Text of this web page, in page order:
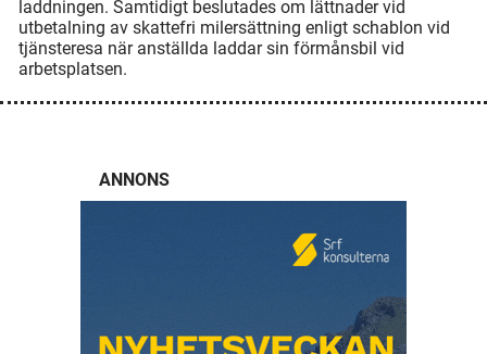
laddningen. Samtidigt beslutades om lättnader vid
utbetalning av skattefri milersättning enligt schablon vid
tjänsteresa när anställda laddar sin förmånsbil vid
arbetsplatsen.
ANNONS